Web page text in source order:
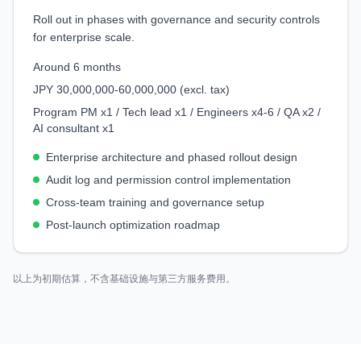
Roll out in phases with governance and security controls
for enterprise scale.
Around 6 months
JPY 30,000,000-60,000,000 (excl. tax)
Program PM x1 / Tech lead x1 / Engineers x4-6 / QA x2 /
AI consultant x1
Enterprise architecture and phased rollout design
Audit log and permission control implementation
Cross-team training and governance setup
Post-launch optimization roadmap
以上为初期估算，不含基础设施与第三方服务费用。